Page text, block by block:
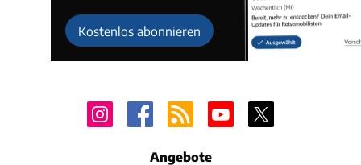
Kostenlos abonnieren
Angebote